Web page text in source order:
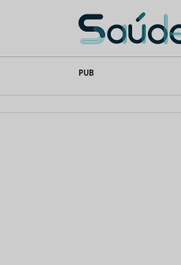
content
Saúde Oral
PUB